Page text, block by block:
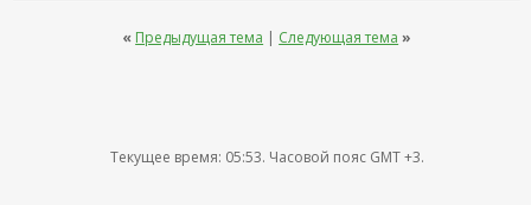
« Предыдущая тема | Следующая тема »
Текущее время: 05:53. Часовой пояс GMT +3.